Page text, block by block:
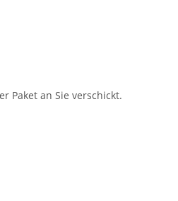
Paket an Sie verschickt.